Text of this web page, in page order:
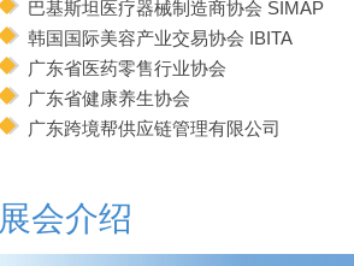
巴基斯坦医疗器械制造商协会 SIMAP
韩国国际美容产业交易协会 IBITA
广东省医药零售行业协会
广东省健康养生协会
广东跨境帮供应链管理有限公司
展会介绍